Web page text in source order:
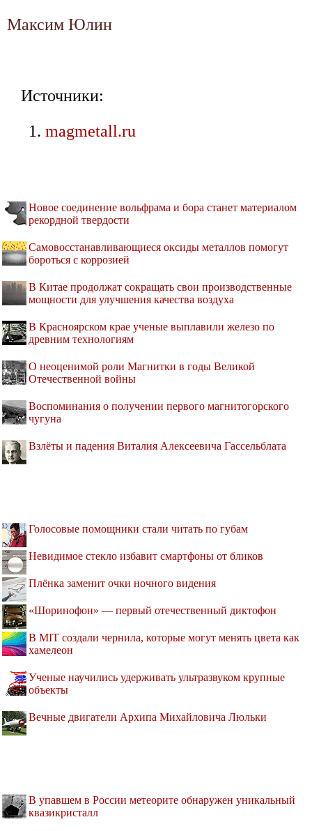
Максим Юлин
Источники:
magmetall.ru
Новое соединение вольфрама и бора станет материалом
рекордной твердости
Самовосстанавливающиеся оксиды металлов помогут
бороться с коррозией
В Китае продолжат сокращать свои производственные
мощности для улучшения качества воздуха
В Красноярском крае ученые выплавили железо по
древним технологиям
О неоценимой роли Магнитки в годы Великой
Отечественной войны
Воспоминания о получении первого магнитогорского
чугуна
Взлёты и падения Виталия Алексеевича Гассельблата
Голосовые помощники стали читать по губам
Невидимое стекло избавит смартфоны от бликов
Плёнка заменит очки ночного видения
«Шоринофон» — первый отечественный диктофон
В MIT создали чернила, которые могут менять цвета как
хамелеон
Ученые научились удерживать ультразвуком крупные
объекты
Вечные двигатели Архипа Михайловича Люльки
В упавшем в России метеорите обнаружен уникальный
квазикристалл